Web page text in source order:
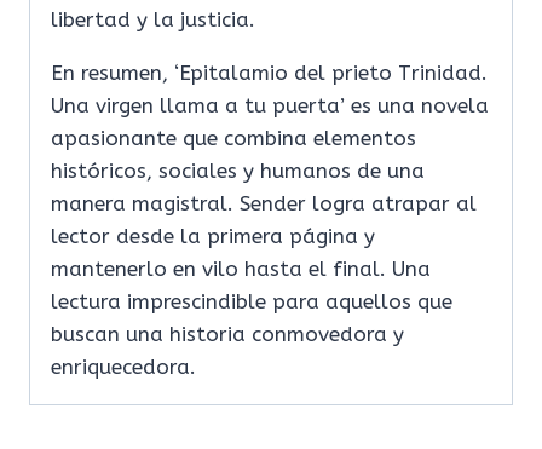
libertad y la justicia.
En resumen, ‘Epitalamio del prieto Trinidad.
Una virgen llama a tu puerta’ es una novela
apasionante que combina elementos
históricos, sociales y humanos de una
manera magistral. Sender logra atrapar al
lector desde la primera página y
mantenerlo en vilo hasta el final. Una
lectura imprescindible para aquellos que
buscan una historia conmovedora y
enriquecedora.